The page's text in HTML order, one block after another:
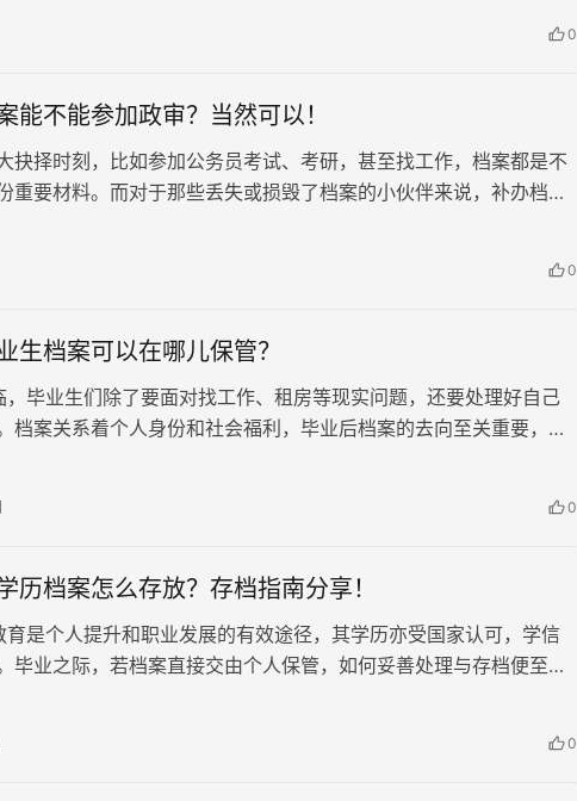
0
能不能参加政审？当然可以！
抉择时刻，比如参加公务员考试、考研，甚至找工作，档案都是不
重要材料。而对于那些丢失或损毁了档案的小伙伴来说，补办档案
容真实、完整，并且符合相关部门的要求，就能顺利通过政审。
0
生档案可以在哪儿保管？
，毕业生们除了要面对找工作、租房等现实问题，还要处理好自己
档案关系着个人身份和社会福利，毕业后档案的去向至关重要，主
0
历档案怎么存放？存档指南分享！
育是个人提升和职业发展的有效途径，其学历亦受国家认可，学信
毕业之际，若档案直接交由个人保管，如何妥善处理与存档便至关
0